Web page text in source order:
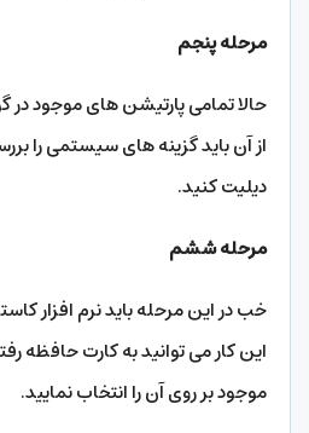
مرحله پنجم
حالا تمامی پارتیشن های موجود
از آن باید گزینه های سیستمی را
دیلیت کنید.
مرحله ششم
خب در این مرحله باید نرم افزار
این کار می توانید به کارت حافظه
موجود بر روی آن را انتخاب نمایید.